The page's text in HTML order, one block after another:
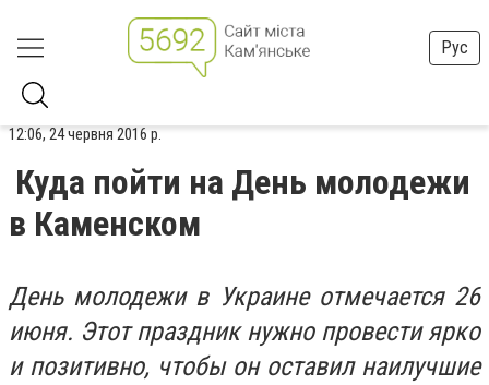
Рус
12:06, 24 червня 2016 р.
Куда пойти на День молодежи
в Каменском
День молодежи в Украине отмечается 26
июня. Этот праздник нужно провести ярко
и позитивно, чтобы он оставил наилучшие